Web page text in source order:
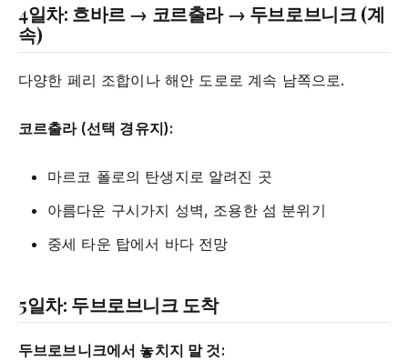
4일차: 흐바르 → 코르출라 → 두브로브니크 (계
속)
다양한 페리 조합이나 해안 도로로 계속 남쪽으로.
코르출라 (선택 경유지):
마르코 폴로의 탄생지로 알려진 곳
아름다운 구시가지 성벽, 조용한 섬 분위기
중세 타운 탑에서 바다 전망
5일차: 두브로브니크 도착
두브로브니크에서 놓치지 말 것: